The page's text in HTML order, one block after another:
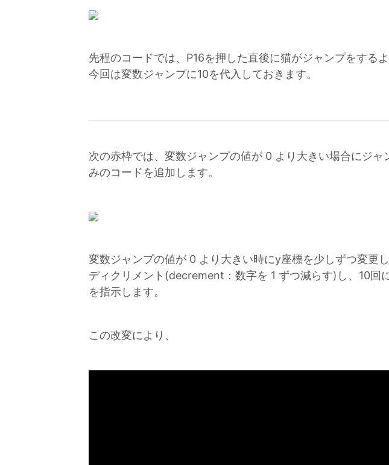
先程のコードでは、P16を押した直後に猫がジャンプをする
今回は変数ジャンプに10を代入しておきます。
次の赤枠では、変数ジャンプの値が 0 より大きい場合にジャ
みのコードを追加します。
変数ジャンプの値が 0 より大きい時にy座標を少しずつ変更
ディクリメント(decrement：数字を 1 ずつ減らす)し、10回
を指示します。
この改変により、